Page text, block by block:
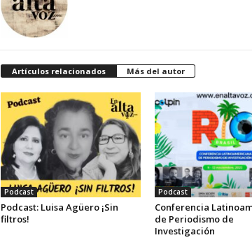
Artículos relacionados Más del autor
Podcast
Podcast: Luisa Agüero ¡Sin
filtros!
Podcast
Conferencia
de Periodismo de
Investigación